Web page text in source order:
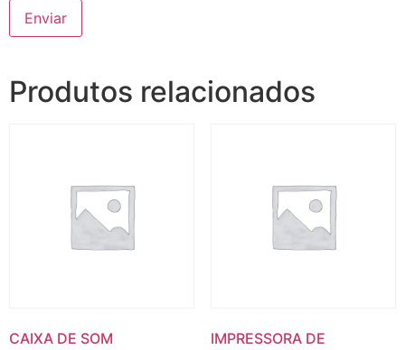
Produtos relacionados
CAIXA DE SOM
IMPRESSORA DE